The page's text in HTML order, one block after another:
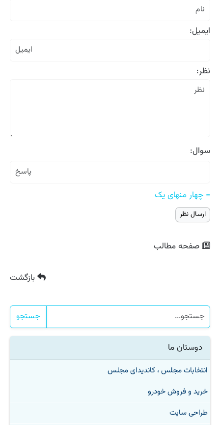
ایمیل:
نظر:
سوال:
= چهار منهای یک
صفحه مطالب
بازگشت
جستجو
دوستان ما
انتخابات مجلس ، کاندیدای مجلس
خرید و فروش خودرو
طراحی سایت